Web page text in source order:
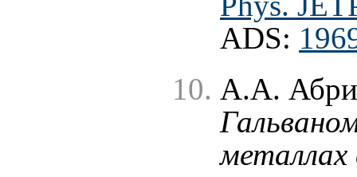
ADS:
А.А.
металлах